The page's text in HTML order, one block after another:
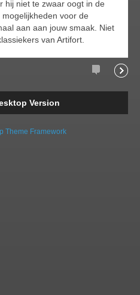
hij niet te zwaar oogt in de
voor de
aan aan jouw smaak. Niet
van Artifort.
Comments
Version
Theme Framework